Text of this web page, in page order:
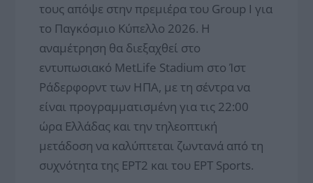
τους απόψε στην πρεμιέρα του Group I για
το Παγκόσμιο Κύπελλο 2026. Η
αναμέτρηση θα διεξαχθεί στο
εντυπωσιακό MetLife Stadium στο Ίστ
Ράδερφορντ των ΗΠΑ, με τη σέντρα να
είναι προγραμματισμένη για τις 22:00
ώρα Ελλάδας και την τηλεοπτική
μετάδοση να καλύπτεται ζωντανά από τη
συχνότητα της ΕΡΤ2 και του ΕΡΤ Sports.